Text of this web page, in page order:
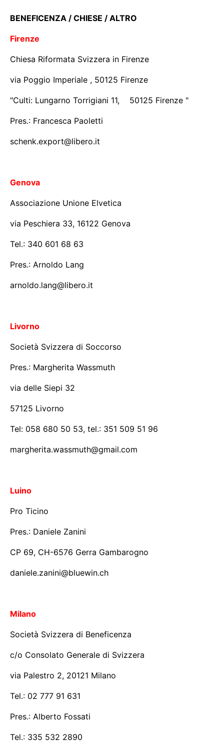
BENEFICENZA / CHIESE / ALTRO
Firenze
Chiesa Riformata Svizzera in Firenze
via Poggio Imperiale , 50125 Firenze
"Culti: Lungarno Torrigiani 11, 50125 Firenze "
Pres.: Francesca Paoletti
schenk.export@libero.it
Genova
Associazione Unione Elvetica
via Peschiera 33, 16122 Genova
Tel.: 340 601 68 63
Pres.: Arnoldo Lang
arnoldo.lang@libero.it
Livorno
Società Svizzera di Soccorso
Pres.: Margherita Wassmuth
via delle Siepi 32
57125 Livorno
Tel: 058 680 50 53, tel.: 351 509 51 96
margherita.wassmuth@gmail.com
Luino
Pro Ticino
Pres.: Daniele Zanini
CP 69, CH-6576 Gerra Gambarogno
daniele.zanini@bluewin.ch
Milano
Società Svizzera di Beneficenza
c/o Consolato Generale di Svizzera
via Palestro 2, 20121 Milano
Tel.: 02 777 91 631
Pres.: Alberto Fossati
Tel.: 335 532 2890